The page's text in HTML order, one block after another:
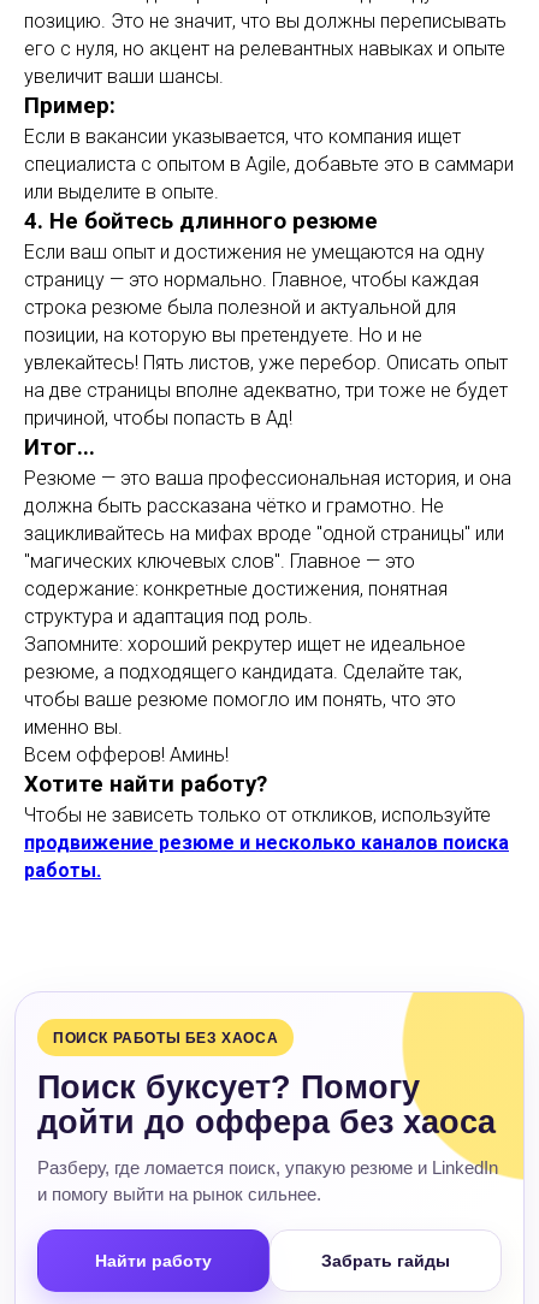
позицию. Это не значит, что вы должны переписывать
его с нуля, но акцент на релевантных навыках и опыте
увеличит ваши шансы.
Пример:
Если в вакансии указывается, что компания ищет
специалиста с опытом в Agile, добавьте это в саммари
или выделите в опыте.
4. Не бойтесь длинного резюме
Если ваш опыт и достижения не умещаются на одну
страницу — это нормально. Главное, чтобы каждая
строка резюме была полезной и актуальной для
позиции, на которую вы претендуете. Но и не
увлекайтесь! Пять листов, уже перебор. Описать опыт
на две страницы вполне адекватно, три тоже не будет
причиной, чтобы попасть в Ад!
Итог...
Резюме — это ваша профессиональная история, и она
должна быть рассказана чётко и грамотно. Не
зацикливайтесь на мифах вроде "одной страницы" или
"магических ключевых слов". Главное — это
содержание: конкретные достижения, понятная
структура и адаптация под роль.
Запомните: хороший рекрутер ищет не идеальное
резюме, а подходящего кандидата. Сделайте так,
чтобы ваше резюме помогло им понять, что это
именно вы.
Всем офферов! Аминь!
Хотите найти работу?
Чтобы не зависеть только от откликов, используйте
продвижение резюме и несколько каналов поиска
работы.
ПОИСК РАБОТЫ БЕЗ ХАОСА
Поиск буксует? Помогу
дойти до оффера без хаоса
Разберу, где ломается поиск, упакую резюме и LinkedIn
и помогу выйти на рынок сильнее.
Найти работу Забрать гайды